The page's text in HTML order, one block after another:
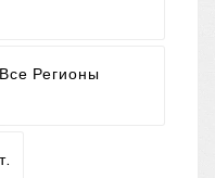
Регионы